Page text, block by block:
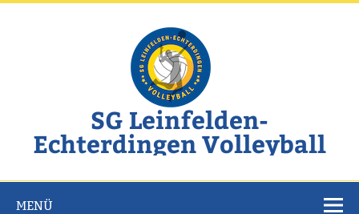
Zum
SG Leinfelden-
Echterdingen Volleyball
MENÜ